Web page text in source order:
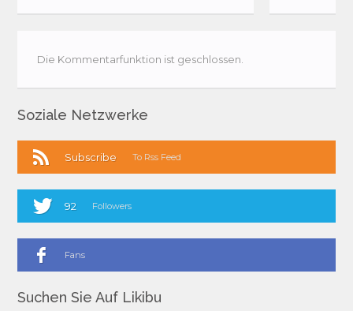
Die Kommentarfunktion ist geschlossen.
Soziale Netzwerke
Subscribe To Rss Feed
92 Followers
Fans
Suchen Sie Auf Likibu